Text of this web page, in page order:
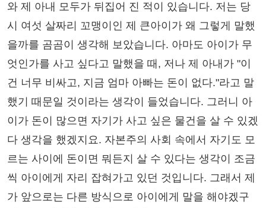
와 제 아내 모두가 뒤집어 진 적이 있습니다. 저는 당
시 여섯 살짜리 꼬맹이인 제 큰아이가 왜 그렇게 말했
을까를 곰곰이 생각해 보았습니다. 아마도 아이가 무
엇인가를 사고 싶다고 말했을 때, 저나 제 아내가 "이
건 너무 비싸고, 지금 엄마 아빠는 돈이 없다."라고 말
했기 때문일 것이라는 생각이 들었습니다. 그러니 아
이가 돈이 많으면 자기가 사고 싶은 물건을 살 수 있겠
다 생각을 했겠지요. 자본주의 사회 속에서 자기도 모
르는 사이에 돈이면 뭐든지 살 수 있다는 생각이 조금
씩 아이에게 자리 잡혀가고 있던 것입니다. 그래서 제
가 앞으로는 다른 방식으로 아이에게 말을 해야겠구